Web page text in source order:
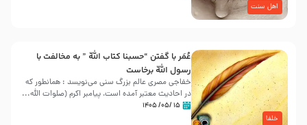
اهل سنت
خلفا
عُمَر با گفتن “حسبنا كتاب اللّه ” به مخالفت با
رسول اللّه برخاست
خفاجی مصری عالم بزرگ سنی می‌نویسد : همانطور که
در احادیث معتبر آمده است، پیامبر اکرم (صلوات اللّه...
۱۵ /۰۵/ ۱۴۰۵